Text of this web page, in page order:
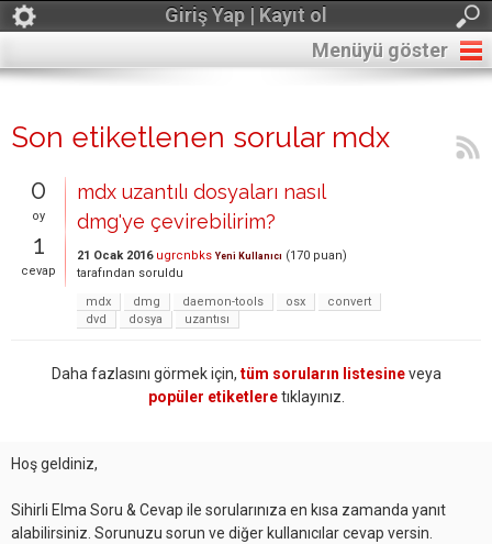
Giriş Yap | Kayıt ol
Menüyü göster
Son etiketlenen sorular mdx
0
oy
1
cevap
mdx uzantılı dosyaları nasıl
dmg'ye çevirebilirim?
21 Ocak 2016 ugrcnbks Yeni Kullanıcı (170 puan)
tarafından soruldu
mdx
dmg daemon-tools osx
convert
dvd
dosya uzantısı
Daha fazlasını görmek için, tüm soruların listesineveya
popüler etiketleretıklayınız.
Hoş geldiniz,
Sihirli Elma Soru & Cevap ile sorularınıza en kısa zamanda yanıt
alabilirsiniz. Sorunuzu sorun ve diğer kullanıcılar cevap versin.